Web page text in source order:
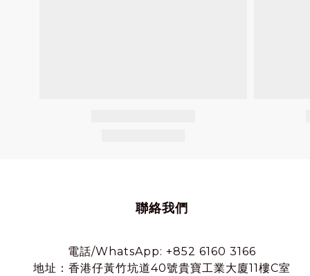
聯絡我們
電話/WhatsApp: +852 6160 3166
地址：香港仔黃竹坑道40號貴寶工業大廈11樓C室